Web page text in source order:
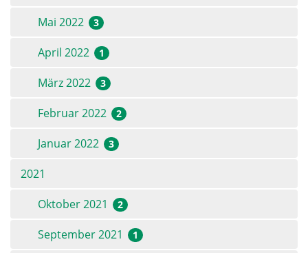
Mai 2022 3
April 2022 1
März 2022 3
Februar 2022 2
Januar 2022 3
2021
Oktober 2021
2
September 2021 1